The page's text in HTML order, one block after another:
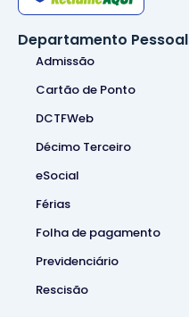
Departamento Pessoal
Admissão
Cartão de Ponto
DCTFWeb
Décimo Terceiro
eSocial
Férias
Folha de pagamento
Previdenciário
Rescisão